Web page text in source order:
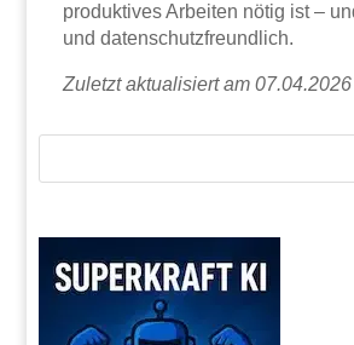
produktives Arbeiten nötig ist –
und datenschutzfreundlich.
Zuletzt aktualisiert am 07.04.2026